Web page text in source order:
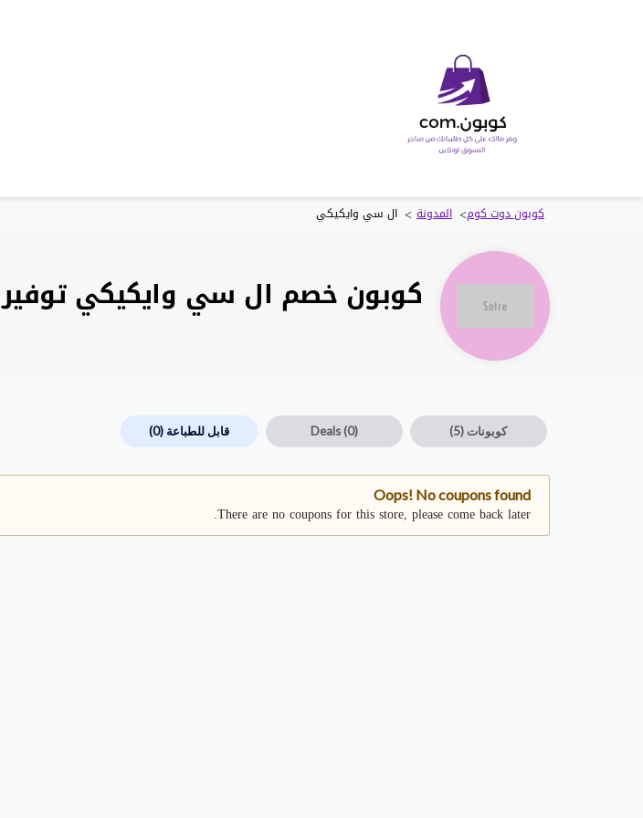
كوبون دوت كوم> المدونة > ال سي وايكيكي
كوبون خصم ال سي وايكيكي توفير 70% على أحدث الموديلات
كوبونات (5)
Deals (0) قابل للطباعة (0)
Oops! No coupons found
There are no coupons for this store, please come back later.